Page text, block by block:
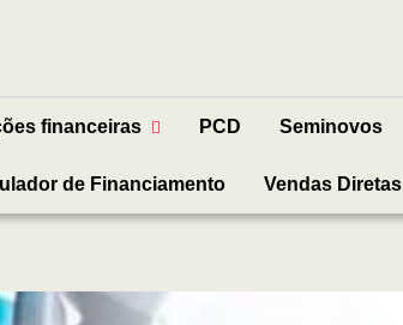
financeiras PCD Seminovos
de Financiamento Vendas Diretas